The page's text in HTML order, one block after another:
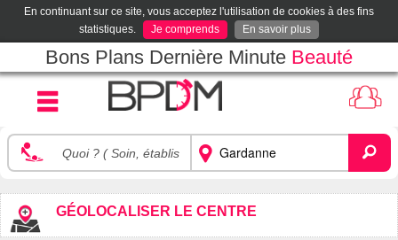
En continuant sur ce site, vous acceptez l'utilisation de cookies à des fins
statistiques.
Je comprends En savoir plus
Bons Plans Dernière Minute Beauté
GÉOLOCALISER LE CENTRE